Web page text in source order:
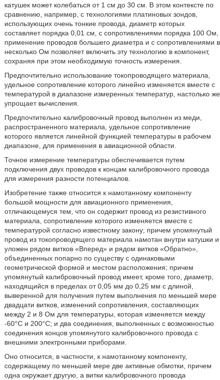
катушек может колебаться от 1 см до 30 см. В этом контексте по
сравнению, например, с технологиями платиновых зондов,
использующих очень тонкие провода, диаметр которых
составляет порядка 0,01 см, с сопротивлениями порядка 100 Ом,
применение проводов большего диаметра и с сопротивлениями в
несколько Ом позволяет включить эту технологию в компонент,
сохраняя при этом необходимую точность измерения.
Предпочтительно использование токопроводящего материала,
удельное сопротивление которого линейно изменяется вместе с
температурой в диапазоне измеренных температур, настолько же
упрощает вычисления.
Предпочтительно калибровочный провод выполнен из меди,
распространенного материала, удельное сопротивление
которого является линейной функцией температуры в рабочем
диапазоне, для применения в авиационной области.
Точное измерение температуры обеспечивается путем
подключения двух проводов к концам калибровочного провода
для измерения разности потенциалов.
Изобретение также относится к намотанному компоненту
большой мощности для авиационного применения,
отличающемуся тем, что он содержит провод из резистивного
материала, сопротивление которого изменяется вместе с
температурой согласно известному закону; причем упомянутый
провод из токопроводящего материала намотан внутри катушки и
уложен рядом витков «Вперед» и рядом витков «Обратно»,
объединенных попарно по существу с одинаковыми
геометрической формой и местом расположения; причем
упомянутый калибровочный провод имеет, кроме того, диаметр,
находящийся в пределах от 0,05 мм до 0,25 мм с длиной,
выверенной для получения путем выполнения по меньшей мере
двадцати витков, изменений сопротивления, составляющих
между 2 и 8 Ом для температуры, которая изменяется между
-60°C и 200°C; и два соединения, выполненных с возможностью
соединения концов упомянутого калибровочного провода с
внешними электронными приборами.
Оно относится, в частности, к намотанному компоненту,
содержащему по меньшей мере две активные обмотки, причем
одна окружает другую, а витки калибровочного провода